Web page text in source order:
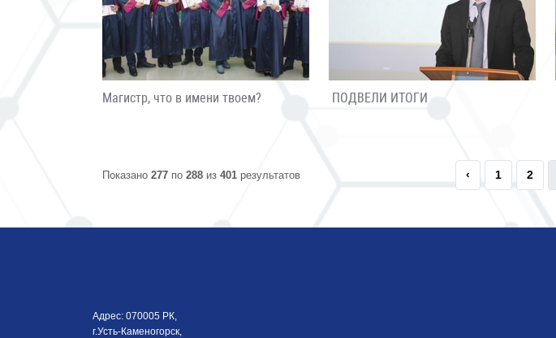
Магистр, что в имени твоем? ПОДВЕЛИ ИТОГИ
Показано 277 по 288 из 401 результатов ‹ 1 2
Адрес: 070005 РК,
г.Усть-Каменогорск,